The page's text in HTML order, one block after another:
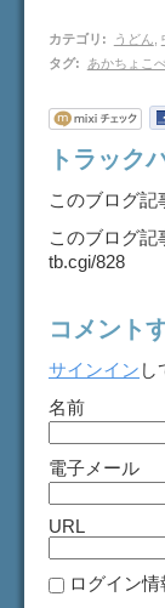
カテゴリ : うどん
タグ: あかちょこ
トラック
このブログ記
このブログ記
tb.cgi/828
コメント
サインイン し
名前
電子メール
URL
ログイン